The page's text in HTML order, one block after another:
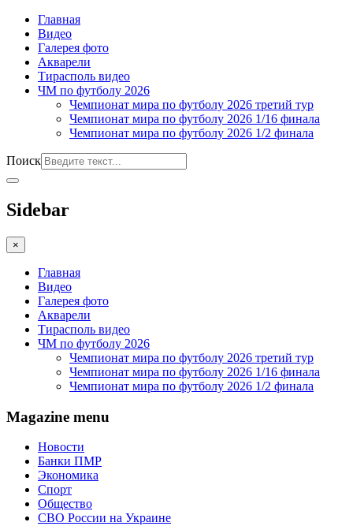
Главная
Видео
Галерея фото
Акварели
Тирасполь видео
ЧМ по футболу 2026
Чемпионат мира по футболу 2026 третий тур
Чемпионат мира по футболу 2026 1/16 финала
Чемпионат мира по футболу 2026 1/2 финала
Поиск
Sidebar
×
Главная
Видео
Галерея фото
Акварели
Тирасполь видео
ЧМ по футболу 2026
Чемпионат мира по футболу 2026 третий тур
Чемпионат мира по футболу 2026 1/16 финала
Чемпионат мира по футболу 2026 1/2 финала
Magazine menu
Новости
Банки ПМР
Экономика
Спорт
Общество
СВО России на Украине